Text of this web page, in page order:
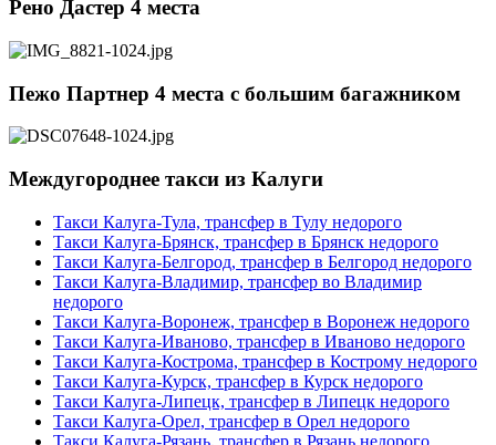
Рено Дастер 4 места
Пежо Партнер 4 места с большим багажником
Междугороднее такси из Калуги
Такси Калуга-Тула, трансфер в Тулу недорого
Такси Калуга-Брянск, трансфер в Брянск недорого
Такси Калуга-Белгород, трансфер в Белгород недорого
Такси Калуга-Владимир, трансфер во Владимир
недорого
Такси Калуга-Воронеж, трансфер в Воронеж недорого
Такси Калуга-Иваново, трансфер в Иваново недорого
Такси Калуга-Кострома, трансфер в Кострому недорого
Такси Калуга-Курск, трансфер в Курск недорого
Такси Калуга-Липецк, трансфер в Липецк недорого
Такси Калуга-Орел, трансфер в Орел недорого
Такси Калуга-Рязань, трансфер в Рязань недорого